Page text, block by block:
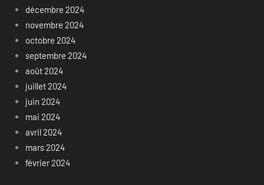
décembre 2024
novembre 2024
octobre 2024
septembre 2024
août 2024
juillet 2024
juin 2024
mai 2024
avril 2024
mars 2024
février 2024